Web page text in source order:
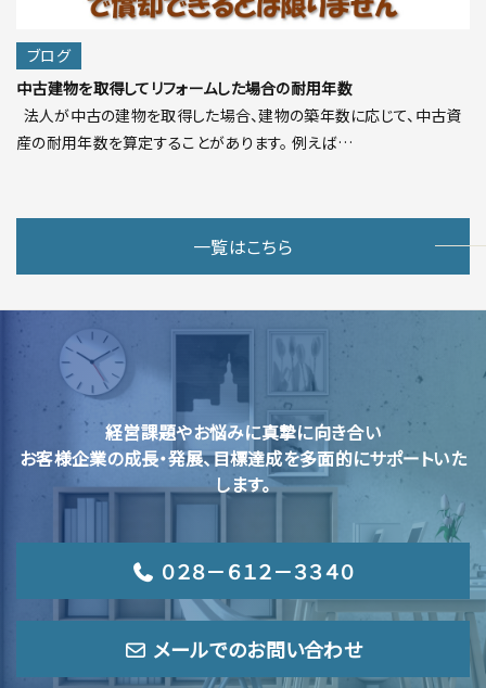
ブログ
中古建物を取得してリフォームした場合の耐用年数
法人が中古の建物を取得した場合、建物の築年数に応じて、中古資
産の耐用年数を算定することがあります。 例えば…
一覧はこちら
経営課題やお悩みに真摯に向き合い
お客様企業の成長・発展、目標達成を多面的にサポートいた
します。
０２８－６１２－３３４０
メールでのお問い合わせ